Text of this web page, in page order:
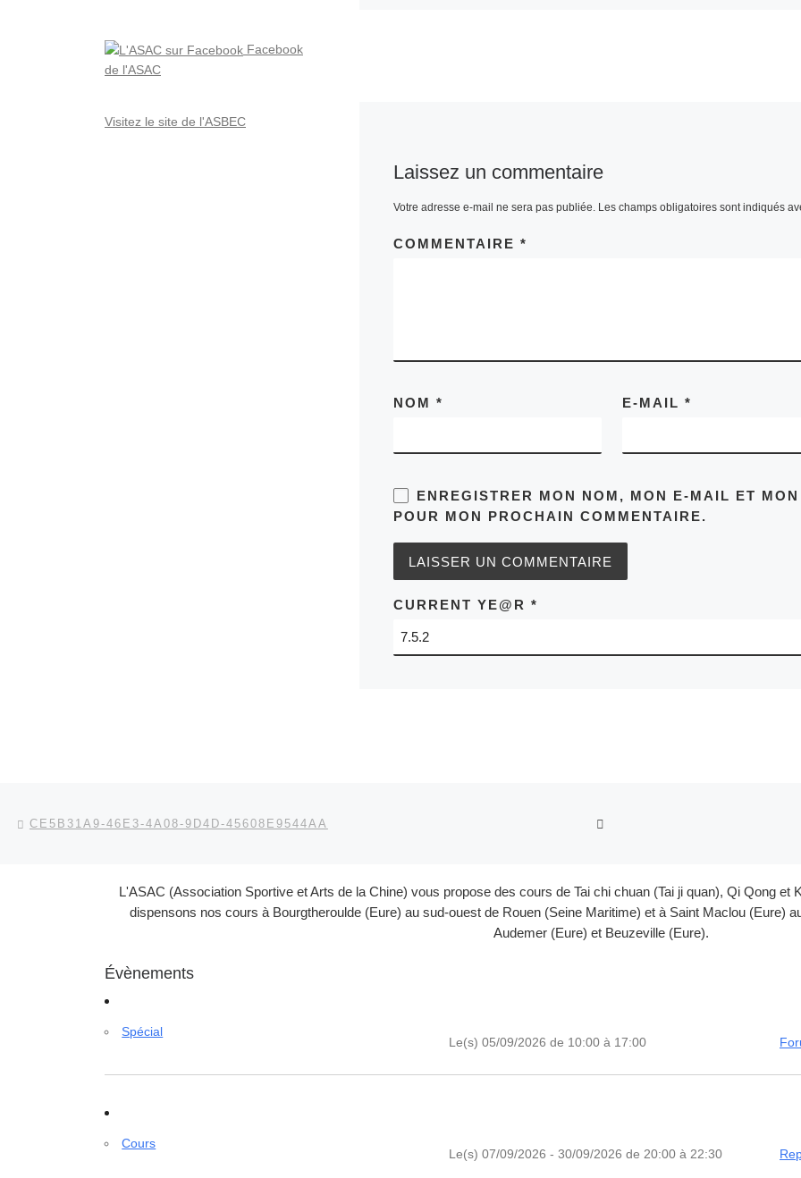
Laissez un commentaire
Votre adresse e-mail ne sera pas publiée. Les champs obligatoires sont indiqués
COMMENTAIRE *
NOM * E-MAIL *
ENREGISTRER MON NOM, MON E-MAIL ET
POUR MON PROCHAIN COMMENTAIRE.
CURRENT YE@R *
Facebook
de l'ASAC
Visitez le site de l'ASBEC
Parcourir les articles
CE5B31A9-46E3-4A08-9D4D-45608E9544AA
L'ASAC (Association Sportive et Arts de la Chine) vous propose des cours de Tai chi chuan (Tai ji quan), Qi Qong et
dispensons nos cours à Bourgtheroulde (Eure) au sud-ouest de Rouen (Seine Maritime) et à Saint Maclou (Eure)
Audemer (Eure) et Beuzeville (Eure).
Évènements
Spécial
Le(s) 05/09/2026 de 10:00 à 17:00
Cours
Le(s) 07/09/2026 - 30/09/2026 de 20:00 à 22:30